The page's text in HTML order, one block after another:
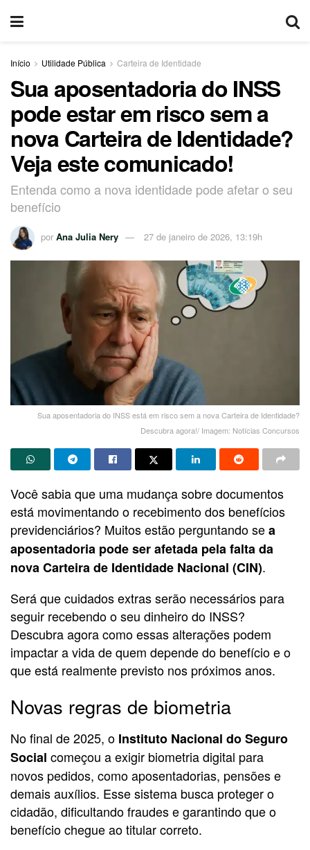
Início Utilidade Pública Carteira de Identidade
Sua aposentadoria do INSS
pode estar em risco sem a
nova Carteira de Identidade?
Veja este comunicado!
Entenda como a nova identidade pode afetar o seu
benefício
por Ana Julia Nery 27 de janeiro de 2026, 13:19h
Sua aposentadoria do INSS está em risco sem a nova Carteira de Identidade?
Descubra agora!/ Imagem: Notícias Concursos
Você sabia que uma mudança sobre documentos
está movimentando o recebimento dos benefícios
previdenciários? Muitos estão perguntando sea
aposentadoria pode ser afetada pela falta da
nova Carteira de Identidade Nacional (CIN).
Será que cuidados extras serão necessários para
seguir recebendo o seu dinheiro do INSS?
Descubra agora como essas alterações podem
impactar a vida de quem depende do benefício e o
que está realmente previsto nos próximos anos.
Novas regras de biometria
No final de 2025, o Instituto Nacional do Seguro
Social começou a exigir biometria digital para
novos pedidos, como aposentadorias, pensões e
demais auxílios. Esse sistema busca proteger o
cidadão, dificultando fraudes e garantindo que o
benefício chegue ao titular correto.